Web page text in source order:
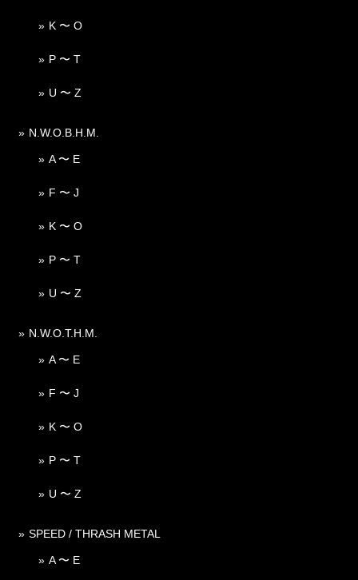
K 〜 O
P 〜 T
U 〜 Z
N.W.O.B.H.M.
A 〜 E
F 〜 J
K 〜 O
P 〜 T
U 〜 Z
N.W.O.T.H.M.
A 〜 E
F 〜 J
K 〜 O
P 〜 T
U 〜 Z
SPEED / THRASH METAL
A 〜 E